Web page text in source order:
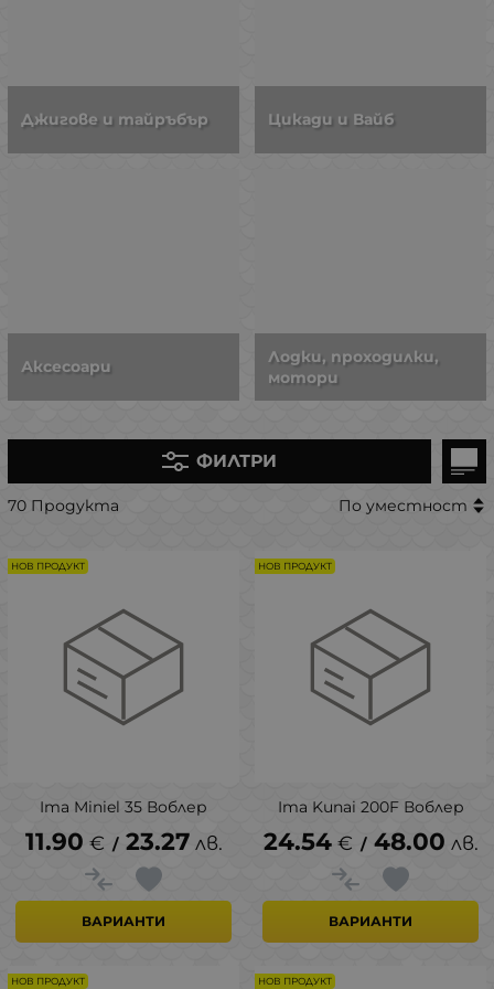
Джигове и тайръбър Цикади и Вайб
Аксесоари
Лодки, проходилки,
мотори
ФИЛТРИ
70 Продукта По уместност
Ima Miniel 35 Воблер
11.90 € / 23.27 лв.
ВАРИАНТИ
НОВ ПРОДУКТ
Ima Kunai 200F Воблер
24.54 € / 48.00 лв.
ВАРИАНТИ
НОВ ПРОДУКТ
НОВ ПРОДУКТ НОВ ПРОДУКТ